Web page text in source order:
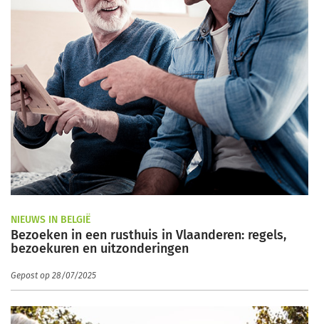
NIEUWS IN BELGIË
Bezoeken in een rusthuis in Vlaanderen: regels,
bezoekuren en uitzonderingen
Gepost op 28/07/2025